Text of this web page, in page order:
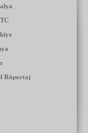
Röportaj